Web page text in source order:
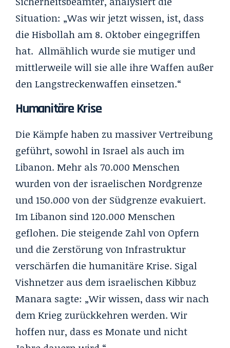
Situation: „Was wir jetzt wissen, ist, dass
die Hisbollah am 8. Oktober eingegriffen
hat. Allmählich wurde sie mutiger und
mittlerweile will sie alle ihre Waffen außer
den Langstreckenwaffen einsetzen.“
Humanitäre Krise
Die Kämpfe haben zu massiver Vertreibung
geführt, sowohl in Israel als auch im
Libanon. Mehr als 70.000 Menschen
wurden von der israelischen Nordgrenze
und 150.000 von der Südgrenze evakuiert.
Im Libanon sind 120.000 Menschen
geflohen. Die steigende Zahl von Opfern
und die Zerstörung von Infrastruktur
verschärfen die humanitäre Krise. Sigal
Vishnetzer aus dem israelischen Kibbuz
Manara sagte: „Wir wissen, dass wir nach
dem Krieg zurückkehren werden. Wir
hoffen nur, dass es Monate und nicht